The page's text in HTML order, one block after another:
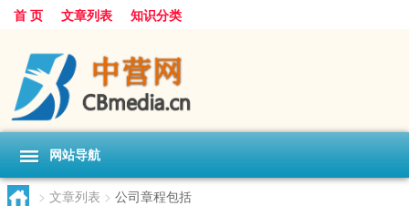
首 页 文章列表 知识分类
网站导航
> 文章列表 > 公司章程包括